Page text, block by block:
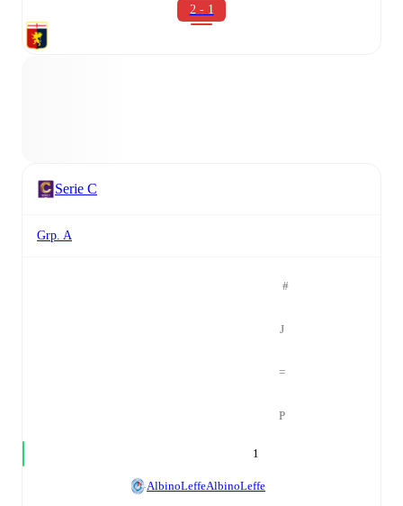
2 - 1
Serie C
Grp. A
#
J
=
P
1
AlbinoLeffeAlbinoLeffe